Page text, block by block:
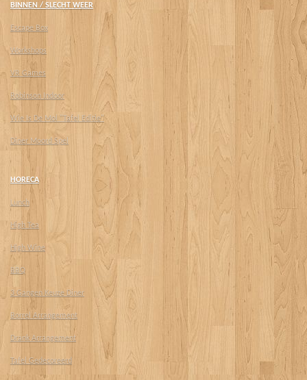
BINNEN / SLECHT WEER
Escape Box
Workshops
VR Games
Robinson Indoor
Wie Is De Mol "Tafel Editie"
Diner Moord Spel
HORECA
Lunch
High Tea
High Wine
BBQ
3 Gangen Keuze Diner
Borrel Arrangement
Drank Arrangement
Tafel Gedecoreerd